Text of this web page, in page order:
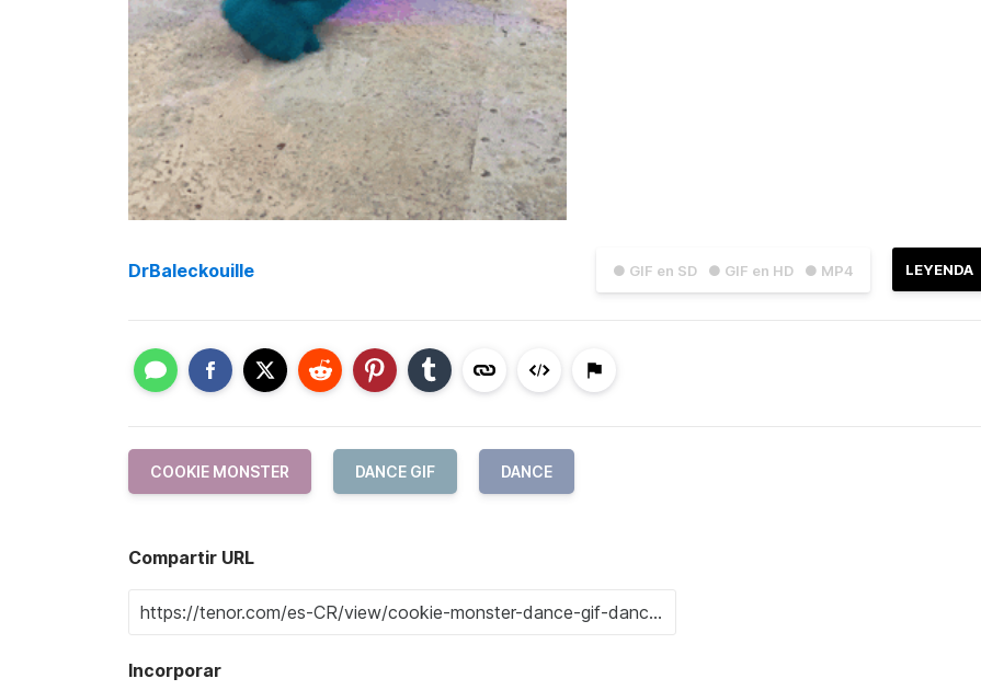
● GIF en SD ● GIF en HD ● MP4 LEYENDA
DrBaleckouille
COOKIE MONSTER DANCE GIF DANCE
Compartir URL
Incorporar